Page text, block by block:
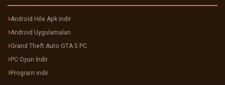
Android Hile Apk indir
Android Uygulamaları
Grand Theft Auto GTA 5 PC
PC Oyun İndir
Program indir